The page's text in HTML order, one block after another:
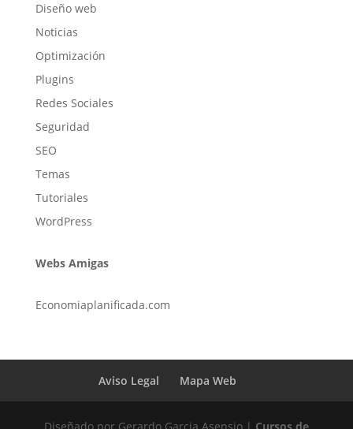
Diseño web
Noticias
Optimización
Plugins
Redes Sociales
Seguridad
SEO
Temas
Tutoriales
WordPress
Webs Amigas
Economiaplanificada.com
Aviso Legal Mapa Web